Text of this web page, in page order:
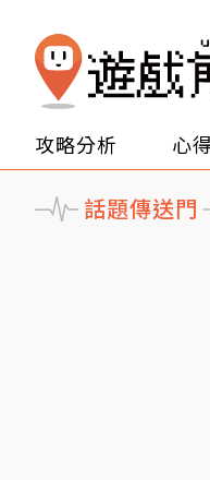
攻略分析 心
話題傳送門